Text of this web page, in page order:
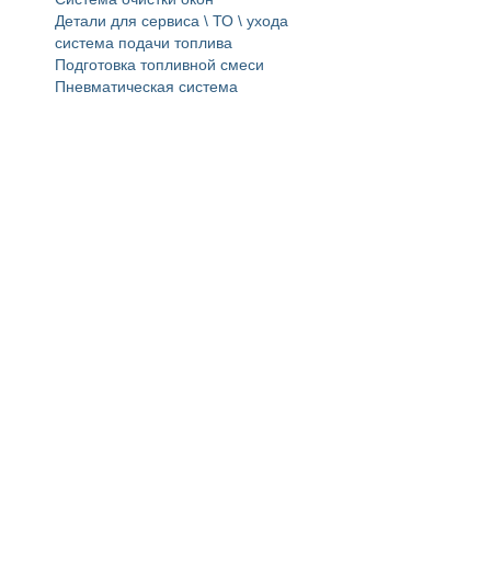
Детали для сервиса \ ТО \ ухода
система подачи топлива
Подготовка топливной смеси
Пневматическая система